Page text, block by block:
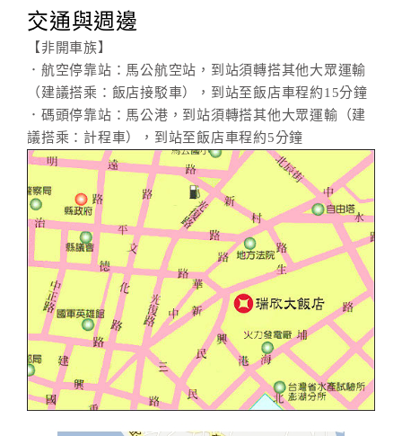
交通與週邊
【非開車族】
．航空停靠站：馬公航空站，到站須轉搭其他大眾運輸
（建議搭乘：飯店接駁車），到站至飯店車程約15分鐘
．碼頭停靠站：馬公港，到站須轉搭其他大眾運輸（建
議搭乘：計程車），到站至飯店車程約5分鐘